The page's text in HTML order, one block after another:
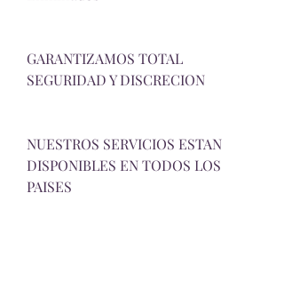
GARANTIZAMOS TOTAL
SEGURIDAD Y DISCRECION
NUESTROS SERVICIOS ESTAN
DISPONIBLES EN TODOS LOS
PAISES